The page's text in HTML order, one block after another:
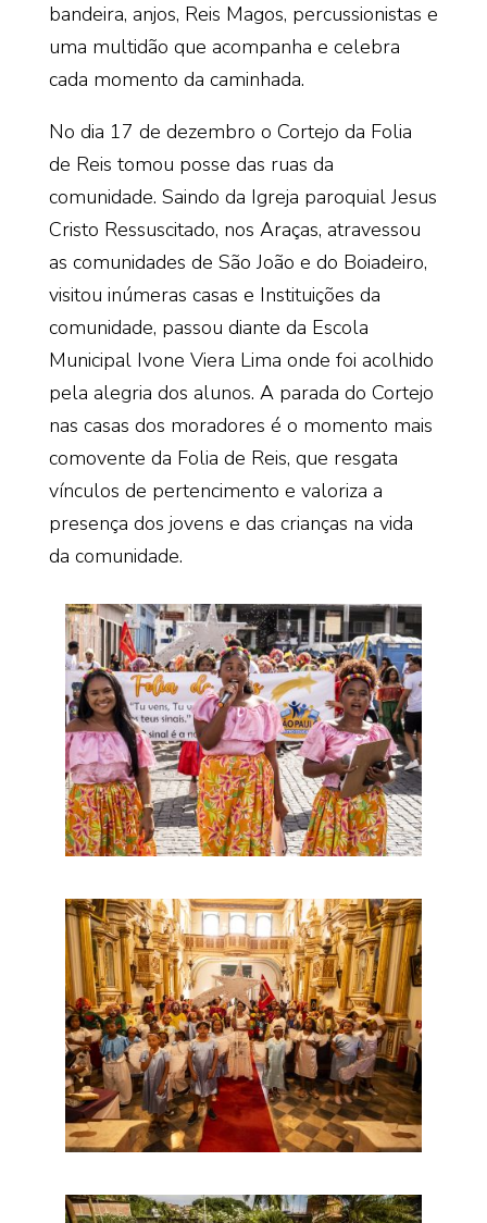
bandeira, anjos, Reis Magos, percussionistas e
uma multidão que acompanha e celebra
cada momento da caminhada.
No dia 17 de dezembro o Cortejo da Folia
de Reis tomou posse das ruas da
comunidade. Saindo da Igreja paroquial Jesus
Cristo Ressuscitado, nos Araças, atravessou
as comunidades de São João e do Boiadeiro,
visitou inúmeras casas e Instituições da
comunidade, passou diante da Escola
Municipal Ivone Viera Lima onde foi acolhido
pela alegria dos alunos. A parada do Cortejo
nas casas dos moradores é o momento mais
comovente da Folia de Reis, que resgata
vínculos de pertencimento e valoriza a
presença dos jovens e das crianças na vida
da comunidade.